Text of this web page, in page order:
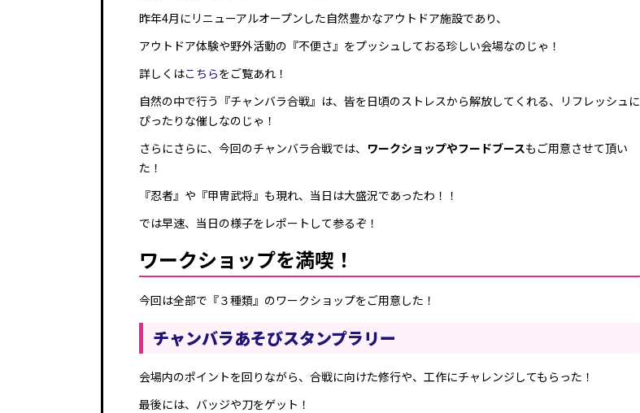
昨年4月にリニューアルオープンした自然豊かなアウトドア施設であり、
アウトドア体験や野外活動の『不便さ』をプッシュしておる珍しい会場なのじゃ！
詳しくはこちらをご覧あれ！
自然の中で行う『チャンバラ合戦』は、皆を日頃のストレスから解放してくれる、リフレッシュに
ぴったりな催しなのじゃ！
さらにさらに、今回のチャンバラ合戦では、 ワークショップやフードブースもご用意させて頂い
た！
『忍者』や『甲冑武将』も現れ、当日は大盛況であったわ！！
では早速、当日の様子をレポートして参るぞ！
ワークショップを満喫！
今回は全部で『３種類』のワークショップをご用意した！
チャンバラあそびスタンプラリー
会場内のポイントを回りながら、合戦に向けた修行や、工作にチャレンジしてもらった！
最後には、バッジや刀をゲット！